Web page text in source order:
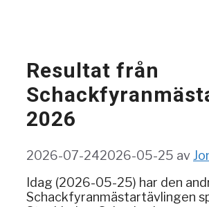
Resultat från
2026
2026-07-242026-05-25 av
Idag (2026-05-25) har den
Schackfyranmästartävlingen